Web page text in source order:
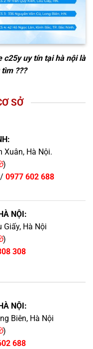
c25y uy tín tại hà nộilà
???
SỞ
Xuân, Hà Nội.
)
0977 602 688
NỘI:
Giấy, Hà Nội
)
308
NỘI:
Biên, Hà Nội
)
688